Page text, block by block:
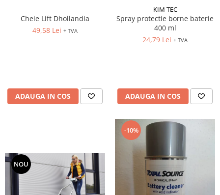
Cheie Lift Dhollandia
49,58 Lei + TVA
ADAUGA IN COS
KIM TEC
Spray protectie borne baterie
400 ml
24,79 Lei + TVA
ADAUGA IN COS
NOU
-10%